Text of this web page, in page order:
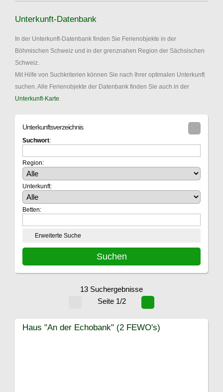
Unterkunft-Datenbank
In der Unterkunft-Datenbank finden Sie Ferienobjekte in der
Böhmischen Schweiz und in der grenznahen Region der Sächsischen
Schweiz.
Mit Hilfe von Suchkriterien können Sie nach Ihrer optimalen Unterkunft
suchen. Alle Ferienobjekte der Datenbank finden Sie auch in der
Unterkunft-Karte
Unterkunftsverzeichnis
Suchwort:
Region:
Unterkunft:
Betten:
Erweiterte Suche
13 Suchergebnisse
Seite 1/2
Haus "An der Echobank" (2 FEWO's)